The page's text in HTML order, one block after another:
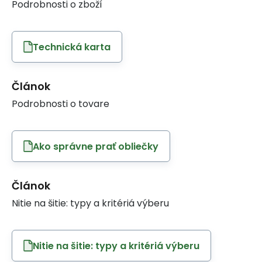
Podrobnosti o zboží
Technická karta
Článok
Podrobnosti o tovare
Ako správne prať obliečky
Článok
Nitie na šitie: typy a kritériá výberu
Nitie na šitie: typy a kritériá výberu